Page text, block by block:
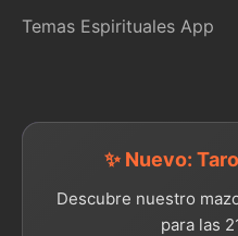
Temas Espirituales App
✨ Nuevo:
Descubre nuestro
para las